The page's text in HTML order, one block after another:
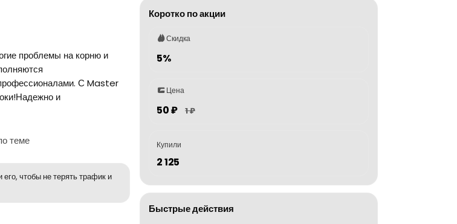
проблемы на корню и
С Master
и
теме
чтобы не терять трафик и
Коротко по акции
Скидка
5%
Цена
50 ₽ 1 ₽
Купили
2 125
Быстрые действия